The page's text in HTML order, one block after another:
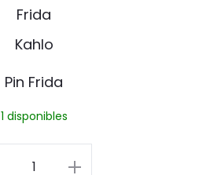
i
n
i
Pin Frida
1 disponibles